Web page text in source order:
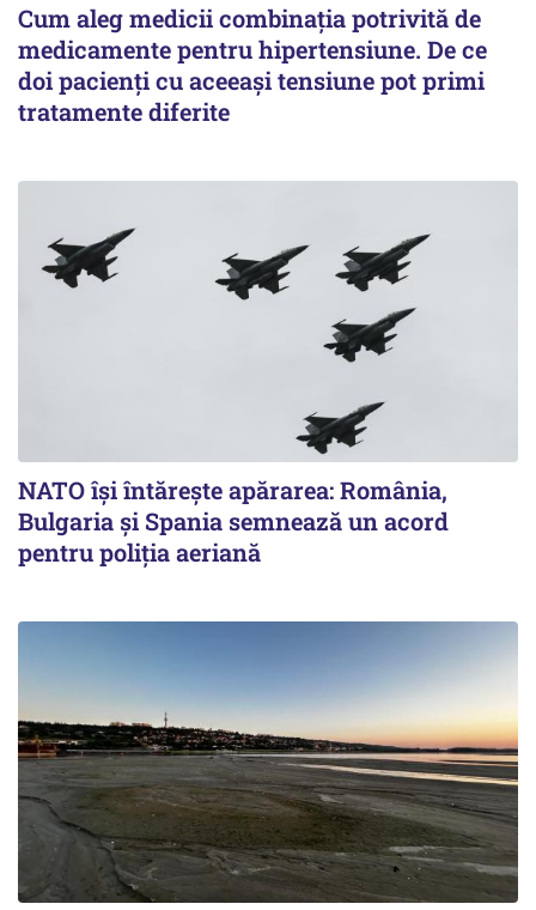
Cum aleg medicii combinația potrivită de
medicamente pentru hipertensiune. De ce
doi pacienți cu aceeași tensiune pot primi
tratamente diferite
NATO își întărește apărarea: România,
Bulgaria și Spania semnează un acord
pentru poliția aeriană